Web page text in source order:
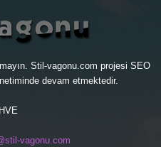
Stil-vagonu.com projesi SEO
devam etmektedir.
vagonu.com